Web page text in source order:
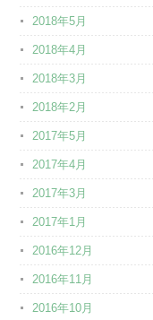
2018年5月
2018年4月
2018年3月
2018年2月
2017年5月
2017年4月
2017年3月
2017年1月
2016年12月
2016年11月
2016年10月